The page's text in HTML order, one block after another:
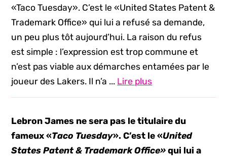
«Taco Tuesday». C’est le «United States Patent &
Trademark Office» qui lui a refusé sa demande,
un peu plus tôt aujourd’hui. La raison du refus
est simple : l’expression est trop commune et
n’est pas viable aux démarches entamées par le
joueur des Lakers. Il n’a ... Lire plus
Lebron James ne sera pas le titulaire du
fameux «Taco Tuesday». C’est le «United
States Patent & Trademark Office»qui lui a